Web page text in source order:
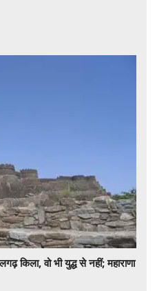
किला, वो भी युद्ध से नहीं; महाराणा